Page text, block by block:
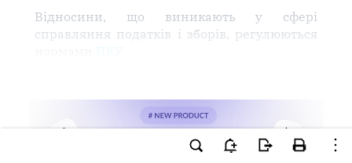
Відносини, що виникають у сфері
справляння податків і зборів, регулюються